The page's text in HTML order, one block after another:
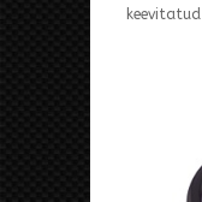
keevitatud